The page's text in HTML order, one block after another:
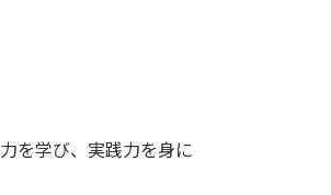
を学び、実践力を身に